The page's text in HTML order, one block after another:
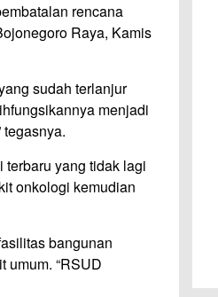
rencana
Raya, Kamis
sudah terlanjur
menjadi
yang tidak lagi
onkologi kemudian
bangunan
umum. “RSUD